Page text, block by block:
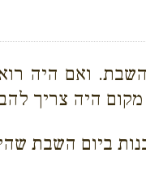
ואם היה
היה צריך
ביום השבת